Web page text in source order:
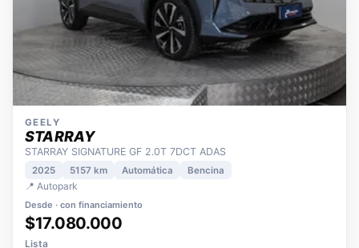
GEELY
STARRAY
STARRAY SIGNATURE GF 2.0T 7DCT ADAS
2025 5157 km
📍 Autopark
Desde · con financiamiento
$17.080.000